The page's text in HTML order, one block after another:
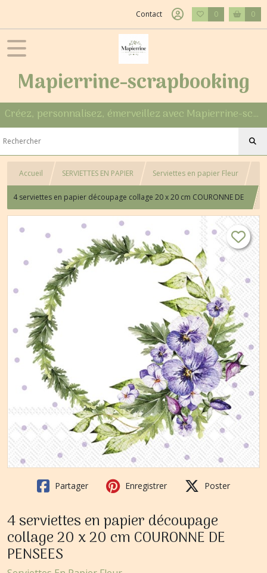
Contact 0 0
Mapierrine-scrapbooking
Créez, personnalisez, émerveillez avec Mapierrine-scrapbooking
Accueil SERVIETTES EN PAPIER Serviettes en papier Fleur
4 serviettes en papier découpage collage 20 x 20 cm COURONNE DE
Partager Enregistrer Poster
4 serviettes en papier découpage
collage 20 x 20 cm COURONNE DE
PENSEES